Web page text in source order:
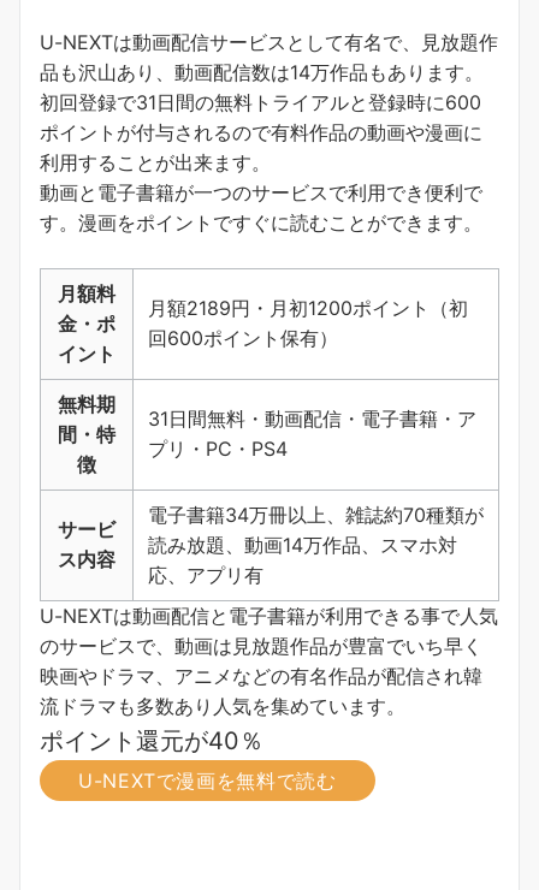
U-NEXTは動画配信サービスとして有名で、見放題作
品も沢山あり、動画配信数は14万作品もあります。
初回登録で31日間の無料トライアルと登録時に600
ポイントが付与されるので有料作品の動画や漫画に
利用することが出来ます。
動画と電子書籍が一つのサービスで利用でき便利で
す。 漫画をポイントですぐに読むことができます。
月額料
金・ポ
イント
月額2189円・月初1200ポイント（初
回600ポイント保有）
無料期
間・特
徴
31日間無料・動画配信・電子書籍・ア
プリ・PC・PS4
サービ
ス内容
電子書籍34万冊以上、雑誌約70種類が
読み放題、動画14万作品、スマホ対
応、アプリ有
U-NEXTは動画配信と電子書籍が利用できる事で人気
のサービスで、動画は見放題作品が豊富でいち早く
映画やドラマ、アニメなどの有名作品が配信され韓
流ドラマも多数あり人気を集めています。
ポイント還元が40％
U-NEXTで漫画を無料で読む